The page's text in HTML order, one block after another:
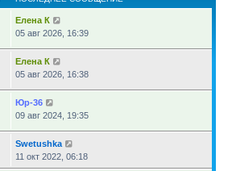
Елена К
05 авг 2026, 16:39
Елена К
05 авг 2026, 16:38
Юр-36
09 авг 2024, 19:35
Swetushka
11 окт 2022, 06:18